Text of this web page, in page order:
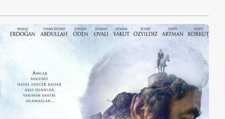
unter dem Volk Angst und Schrecken verbreitet. So
bleibt dem Sultan keine Wahl mehr: Er beauftragt die
Deliler, um der grausamen Herrschaft Vlads ein Ende
zu setzen. Fest entschlossen, das Unrecht zu rächen,
ziehen die mutigen Krieger in den Kampf gegen einen
übermächtigen Gegner. Historien-Epos über eine
Gruppe tollkühne Soldaten, den Deliler, die ein
Himmelfahrtskommando unternehmen, den
rumänischen Prinzen Vlad III. zu ermorden.